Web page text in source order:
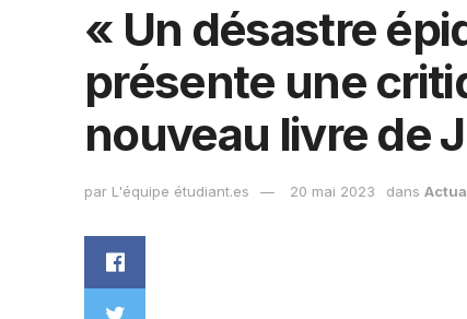
« Un désastre
présente une
nouveau livre de
par L'équipe étudiant.es 20 mai 2023 dans